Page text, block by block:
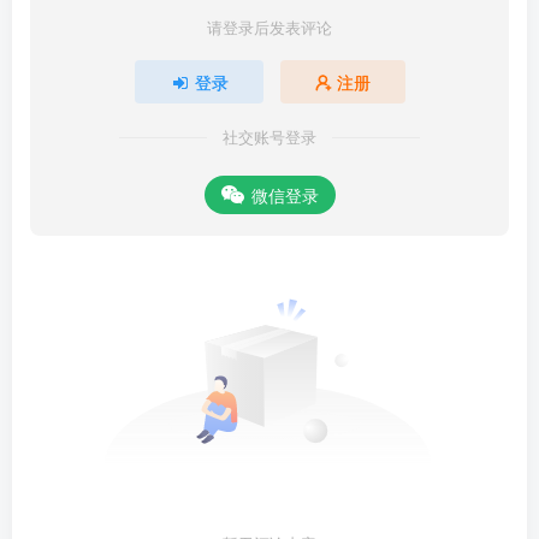
请登录后发表评论
登录 注册
社交账号登录
微信登录